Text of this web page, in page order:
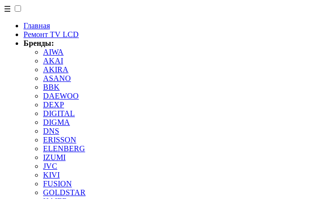
☰
Главная
Ремонт TV LCD
Бренды:
AIWA
AKAI
AKIRA
ASANO
BBK
DAEWOO
DEXP
DIGITAL
DIGMA
DNS
ERISSON
ELENBERG
IZUMI
JVC
KIVI
FUSION
GOLDSTAR